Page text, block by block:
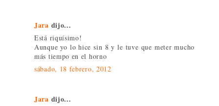
Jara dijo...
Está riquísimo!
Aunque yo lo hice sin 8 y le tuve que meter mucho
más tiempo en el horno
sábado, 18 febrero, 2012
Jara dijo...